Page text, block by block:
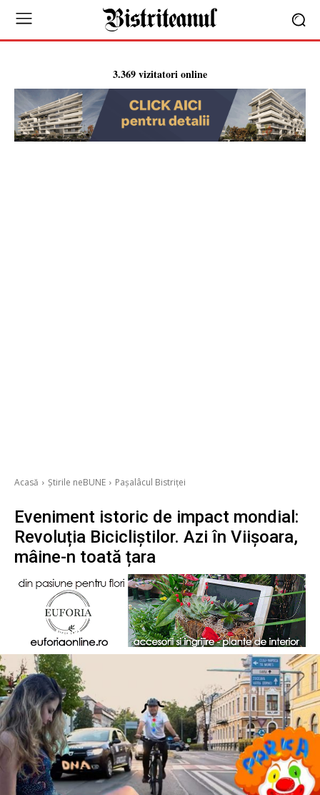
3.369 vizitatori online
Acasă Știrile neBUNE Pașalâcul Bistriței
Eveniment istoric de impact mondial:
Revoluția Bicicliștilor. Azi în Viișoara,
mâine-n toată țara